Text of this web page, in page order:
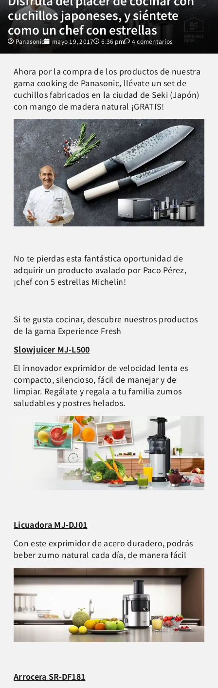
cuchillos japoneses, y siéntete
como un chef con estrellas
Panasonic mayo 19, 2017 6:36 pm 4 comentarios
Ahora por la compra de los productos de nuestra
gama cooking de Panasonic, llévate un set de
cuchillos fabricados en la ciudad de Seki (Japón)
con mango de madera natural ¡GRATIS!
No te pierdas esta fantástica oportunidad de
adquirir un producto avalado por Paco Pérez,
¡chef con 5 estrellas Michelin!
Si te gusta cocinar, descubre nuestros productos
de la gama Experience Fresh
Slowjuicer MJ-L500
El innovador exprimidor de velocidad lenta es
compacto, silencioso, fácil de manejar y de
limpiar. Regálate y regala a tu familia zumos
saludables y postres helados.
Licuadora MJ-DJ01
Con este exprimidor de acero duradero, podrás
beber zumo natural cada día, de manera fácil
Arrocera SR-DF181